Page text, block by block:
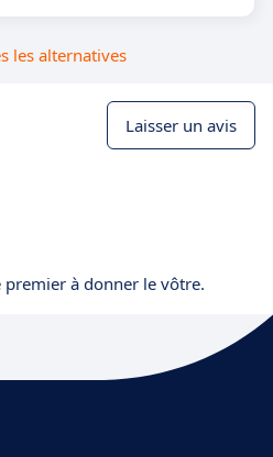
les alternatives
Laisser un avis
premier à donner le vôtre.